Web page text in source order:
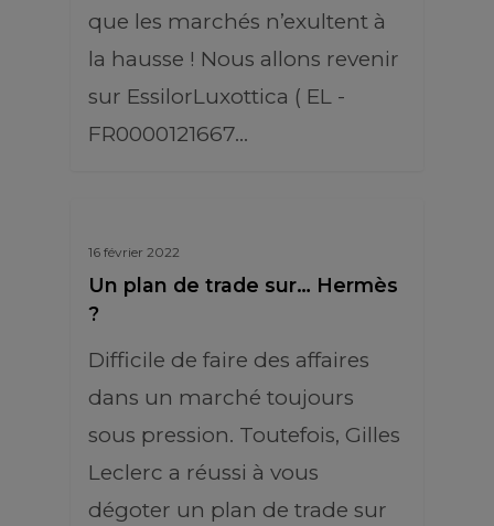
que les marchés n’exultent à
la hausse ! Nous allons revenir
sur EssilorLuxottica ( EL -
FR0000121667…
16 février 2022
Un plan de trade sur… Hermès
?
Difficile de faire des affaires
dans un marché toujours
sous pression. Toutefois, Gilles
Leclerc a réussi à vous
dégoter un plan de trade sur